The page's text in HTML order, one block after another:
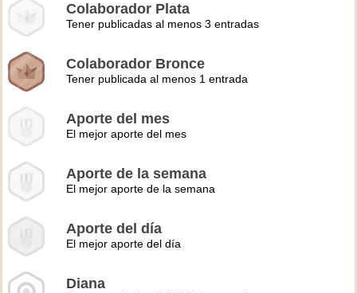
Colaborador Plata
Tener publicadas al menos 3 entradas
Colaborador Bronce
Tener publicada al menos 1 entrada
Aporte del mes
El mejor aporte del mes
Aporte de la semana
El mejor aporte de la semana
Aporte del día
El mejor aporte del día
Diana